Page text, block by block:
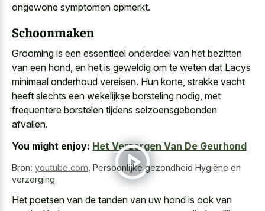
ongewone symptomen opmerkt.
Schoonmaken
Grooming is een essentieel onderdeel van het bezitten
van een hond, en het is geweldig om te weten dat Lacys
minimaal onderhoud vereisen. Hun korte, strakke vacht
heeft slechts een wekelijkse borsteling nodig, met
frequentere borstelen tijdens seizoensgebonden
afvallen.
You might enjoy: Het Verzorgen Van De Geurhond
Bron: youtube.com Persoonlijke gezondheid Hygiëne en
verzorging
Het poetsen van de tanden van uw hond is ook van